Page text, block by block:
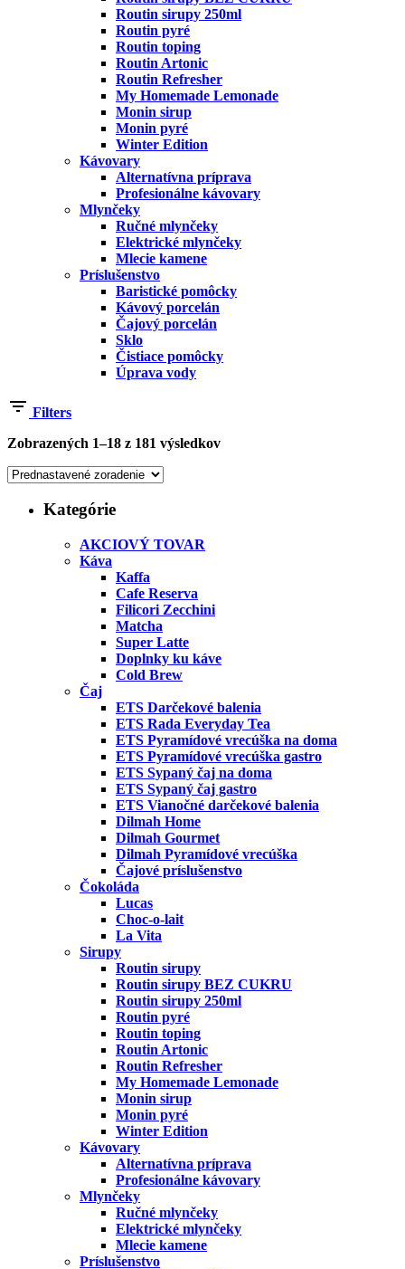
Routin sirupy 250ml
Routin pyré
Routin toping
Routin Artonic
Routin Refresher
My Homemade Lemonade
Monin sirup
Monin pyré
Winter Edition
Kávovary
Alternatívna príprava
Profesionálne kávovary
Mlynčeky
Ručné mlynčeky
Elektrické mlynčeky
Mlecie kamene
Príslušenstvo
Baristické pomôcky
Kávový porcelán
Čajový porcelán
Sklo
Čistiace pomôcky
Úprava vody
Filters
Zobrazených 1–18 z 181 výsledkov
Kategórie
AKCIOVÝ TOVAR
Káva
Kaffa
Cafe Reserva
Filicori Zecchini
Matcha
Super Latte
Doplnky ku káve
Cold Brew
Čaj
ETS Darčekové balenia
ETS Rada Everyday Tea
ETS Pyramídové vrecúška na doma
ETS Pyramídové vrecúška gastro
ETS Sypaný čaj na doma
ETS Sypaný čaj gastro
ETS Vianočné darčekové balenia
Dilmah Home
Dilmah Gourmet
Dilmah Pyramídové vrecúška
Čajové príslušenstvo
Čokoláda
Lucas
Choc-o-lait
La Vita
Sirupy
Routin sirupy
Routin sirupy BEZ CUKRU
Routin sirupy 250ml
Routin pyré
Routin toping
Routin Artonic
Routin Refresher
My Homemade Lemonade
Monin sirup
Monin pyré
Winter Edition
Kávovary
Alternatívna príprava
Profesionálne kávovary
Mlynčeky
Ručné mlynčeky
Elektrické mlynčeky
Mlecie kamene
Príslušenstvo